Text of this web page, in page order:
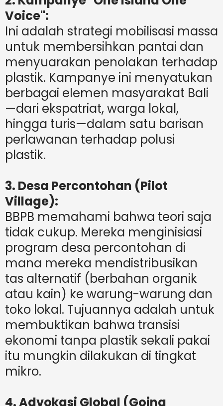
Voice":
Ini adalah strategi mobilisasi massa
untuk membersihkan pantai dan
menyuarakan penolakan terhadap
plastik. Kampanye ini menyatukan
berbagai elemen masyarakat Bali
—dari ekspatriat, warga lokal,
hingga turis—dalam satu barisan
perlawanan terhadap polusi
plastik.
3. Desa Percontohan (Pilot
Village):
BBPB memahami bahwa teori saja
tidak cukup. Mereka menginisiasi
program desa percontohan di
mana mereka mendistribusikan
tas alternatif (berbahan organik
atau kain) ke warung-warung dan
toko lokal. Tujuannya adalah untuk
membuktikan bahwa transisi
ekonomi tanpa plastik sekali pakai
itu mungkin dilakukan di tingkat
mikro.
4. Advokasi Global (Going